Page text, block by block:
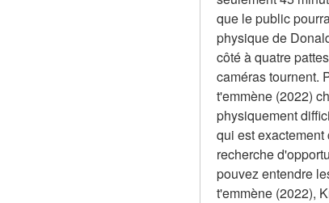
que le public
physique de
côté à quatre
caméras tournent.
t'emmène (2022)
physiquement
qui est
recherche
pouvez entendre
t'emmène (2022),